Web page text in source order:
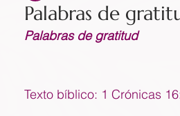
Palabras de
Palabras de gratitud
Texto bíblico: 1 Crónicas